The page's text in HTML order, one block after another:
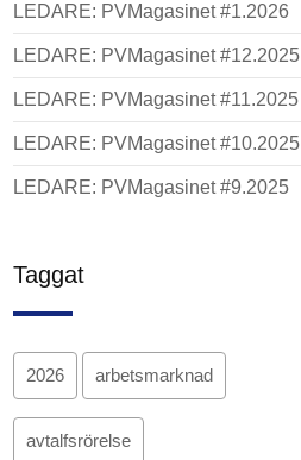
LEDARE: PVMagasinet #1.2026
LEDARE: PVMagasinet #12.2025
LEDARE: PVMagasinet #11.2025
LEDARE: PVMagasinet #10.2025
LEDARE: PVMagasinet #9.2025
Taggat
2026 arbetsmarknad
avtalfsrörelse